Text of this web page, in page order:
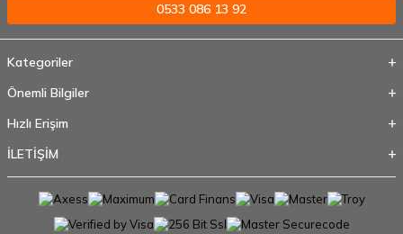
0533 086 13 92
Kategoriler
Önemli Bilgiler
Hızlı Erişim
İLETİŞİM